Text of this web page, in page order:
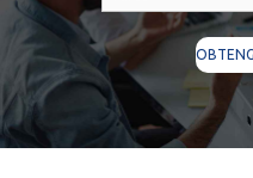
SOBRE NOSOTROS
CONTACTOS
Iniciar sesión Registrarse